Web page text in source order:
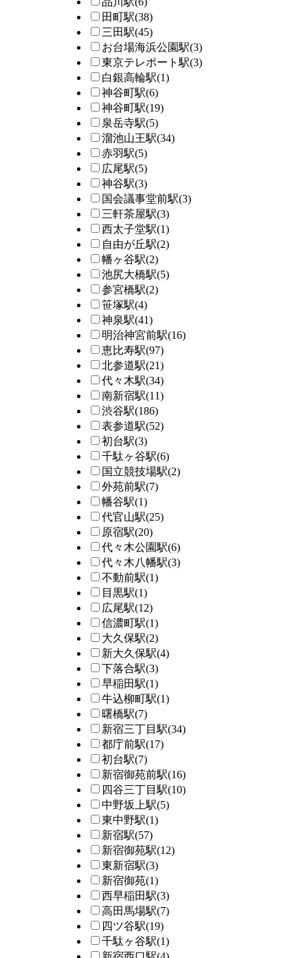
田町駅(38)
三田駅(45)
お台場海浜公園駅(3)
東京テレポート駅(3)
白銀高輪駅(1)
神谷町駅(6)
神谷町駅(19)
泉岳寺駅(5)
溜池山王駅(34)
赤羽駅(5)
広尾駅(5)
神谷駅(3)
国会議事堂前駅(3)
三軒茶屋駅(3)
西太子堂駅(1)
自由が丘駅(2)
幡ヶ谷駅(2)
池尻大橋駅(5)
参宮橋駅(2)
笹塚駅(4)
神泉駅(41)
明治神宮前駅(16)
恵比寿駅(97)
北参道駅(21)
代々木駅(34)
南新宿駅(11)
渋谷駅(186)
表参道駅(52)
初台駅(3)
千駄ヶ谷駅(6)
国立競技場駅(2)
外苑前駅(7)
幡谷駅(1)
代官山駅(25)
原宿駅(20)
代々木公園駅(6)
代々木八幡駅(3)
不動前駅(1)
目黒駅(1)
広尾駅(12)
信濃町駅(1)
大久保駅(2)
新大久保駅(4)
下落合駅(3)
早稲田駅(1)
牛込柳町駅(1)
曙橋駅(7)
新宿三丁目駅(34)
都庁前駅(17)
初台駅(7)
新宿御苑前駅(16)
四谷三丁目駅(10)
中野坂上駅(5)
東中野駅(1)
新宿駅(57)
新宿御苑駅(12)
東新宿駅(3)
新宿御苑(1)
西早稲田駅(3)
高田馬場駅(7)
四ツ谷駅(19)
千駄ヶ谷駅(1)